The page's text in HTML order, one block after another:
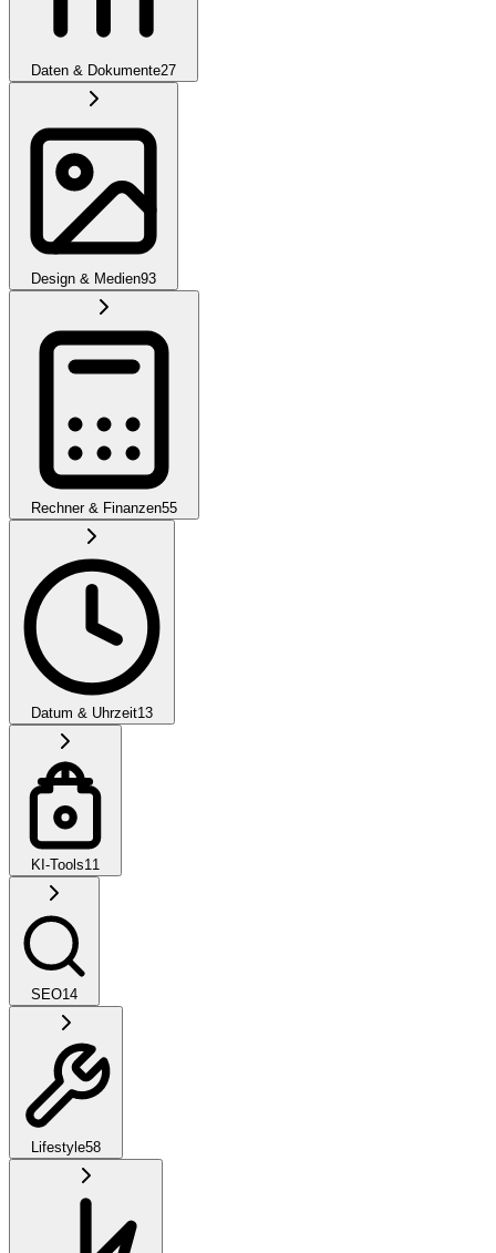
Daten & Dokumente27
Design & Medien93
Rechner & Finanzen55
Datum & Uhrzeit13
KI-Tools11
SEO14
Lifestyle58